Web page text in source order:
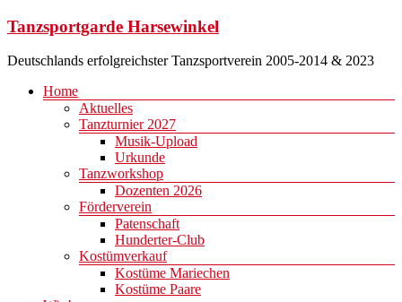
Zum
springen
Tanzsportgarde Harsewinkel
Deutschlands erfolgreichster Tanzsportverein 2005-2014 & 2023
Menü
Home
Aktuelles
Tanzturnier 2027
Musik-Upload
Urkunde
Tanzworkshop
Dozenten 2026
Förderverein
Patenschaft
Hunderter-Club
Kostümverkauf
Kostüme Mariechen
Kostüme Paare